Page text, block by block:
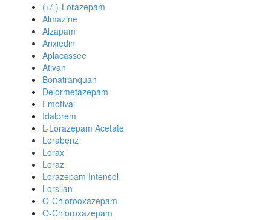
(+/-)-Lorazepam
Almazine
Alzapam
Anxiedin
Aplacassee
Ativan
Bonatranquan
Delormetazepam
Emotival
Idalprem
L-Lorazepam Acetate
Lorabenz
Lorax
Loraz
Lorazepam Intensol
Lorsilan
O-Chlorooxazepam
O-Chloroxazepam